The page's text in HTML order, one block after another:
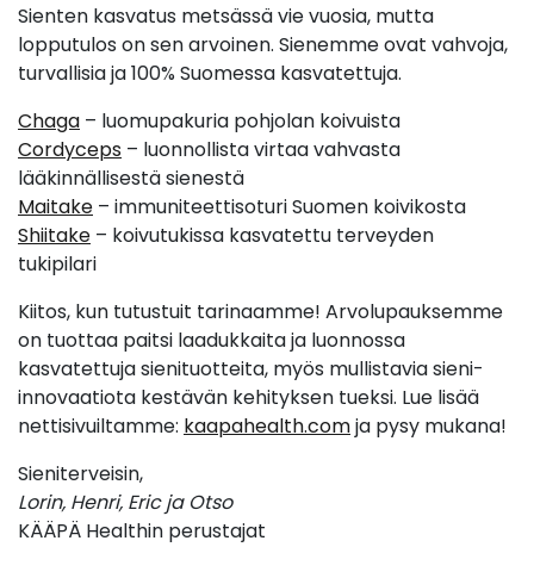
Sienten kasvatus metsässä vie vuosia, mutta
lopputulos on sen arvoinen. Sienemme ovat vahvoja,
turvallisia ja 100% Suomessa kasvatettuja.
Chaga – luomupakuria pohjolan koivuista
Cordyceps – luonnollista virtaa vahvasta
lääkinnällisestä sienestä
Maitake – immuniteettisoturi Suomen koivikosta
Shiitake – koivutukissa kasvatettu terveyden
tukipilari
Kiitos, kun tutustuit tarinaamme! Arvolupauksemme
on tuottaa paitsi laadukkaita ja luonnossa
kasvatettuja sienituotteita, myös mullistavia sieni-
innovaatiota kestävän kehityksen tueksi. Lue lisää
nettisivuiltamme: kaapahealth.comja pysy mukana!
Sieniterveisin,
Lorin, Henri, Eric ja Otso
KÄÄPÄ Healthin perustajat